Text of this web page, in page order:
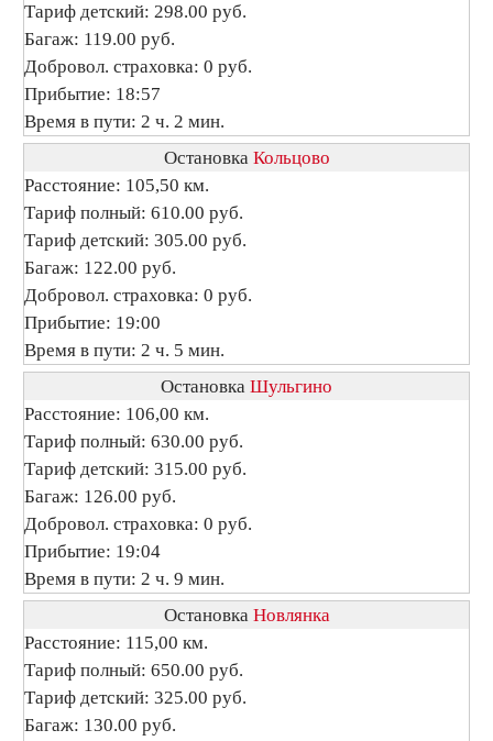
Тариф детский: 298.00 руб.
Багаж: 119.00 руб.
Добровол. страховка: 0 руб.
Прибытие: 18:57
Время в пути: 2 ч. 2 мин.
Остановка Кольцово
Расстояние: 105,50 км.
Тариф полный: 610.00 руб.
Тариф детский: 305.00 руб.
Багаж: 122.00 руб.
Добровол. страховка: 0 руб.
Прибытие: 19:00
Время в пути: 2 ч. 5 мин.
Остановка Шульгино
Расстояние: 106,00 км.
Тариф полный: 630.00 руб.
Тариф детский: 315.00 руб.
Багаж: 126.00 руб.
Добровол. страховка: 0 руб.
Прибытие: 19:04
Время в пути: 2 ч. 9 мин.
Остановка Новлянка
Расстояние: 115,00 км.
Тариф полный: 650.00 руб.
Тариф детский: 325.00 руб.
Багаж: 130.00 руб.